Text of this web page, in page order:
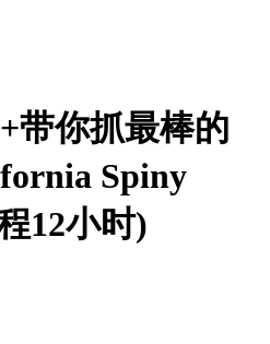
带你抓最棒的
Spiny
12小时)